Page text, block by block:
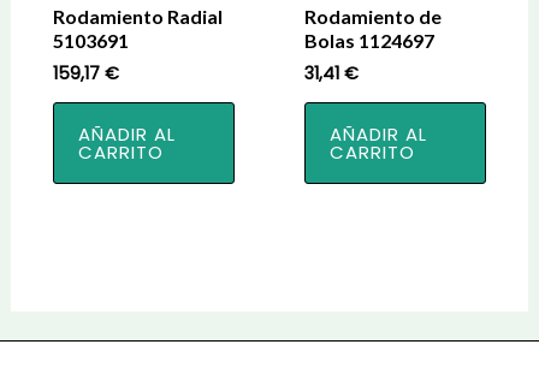
Rodamiento Radial
5103691
159,17 €
AÑADIR AL
CARRITO
Rodamiento de
Bolas 1124697
31,41€
AÑADIR AL
CARRITO